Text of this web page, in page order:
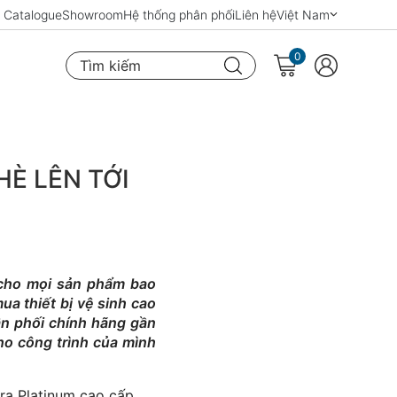
CatalogueShowroomHệ thống phân phốiLiên hệViệt Nam
Tìm kiếm
0
LÊN TỚI
mọi sản phẩm bao
thiết bị vệ sinh cao
phối chính hãng gần
công trình của mình